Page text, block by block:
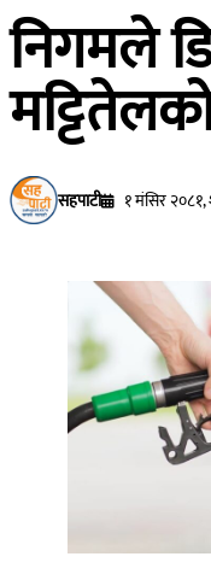
निगमले
सहपाटी १ मंसिर